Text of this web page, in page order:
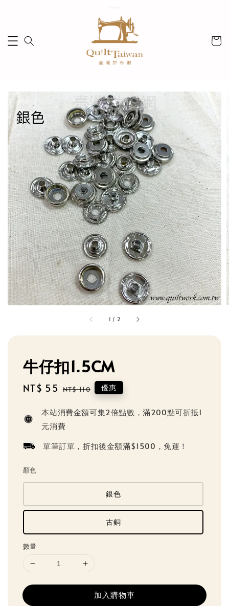
1 / 2
牛仔扣1.5CM
Sale
NT$ 55 Regular
NT$ 110 優惠
本站消費金額可集2倍點數，滿200點可折抵1
元消費
單筆訂單，折扣後金額滿$1500，免運！
顏色
銀色
古銅
數量
加入購物車